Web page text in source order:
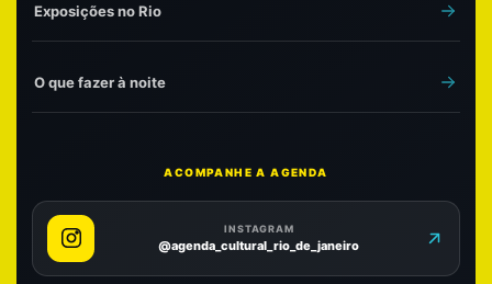
Exposições no Rio
O que fazer à noite
ACOMPANHE A AGENDA
INSTAGRAM
@agenda_cultural_rio_de_janeiro